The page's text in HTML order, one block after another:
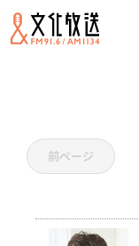
前ページ